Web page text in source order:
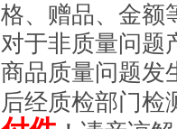
格、赠品、金额
对于非质量问题
商品质量问题发
后经质检部门检